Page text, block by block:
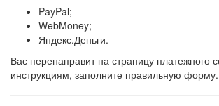
PayPal;
WebMoney;
Яндекс.Деньги.
Вас перенаправит на страницу платежного
инструкциям, заполните правильную форму.